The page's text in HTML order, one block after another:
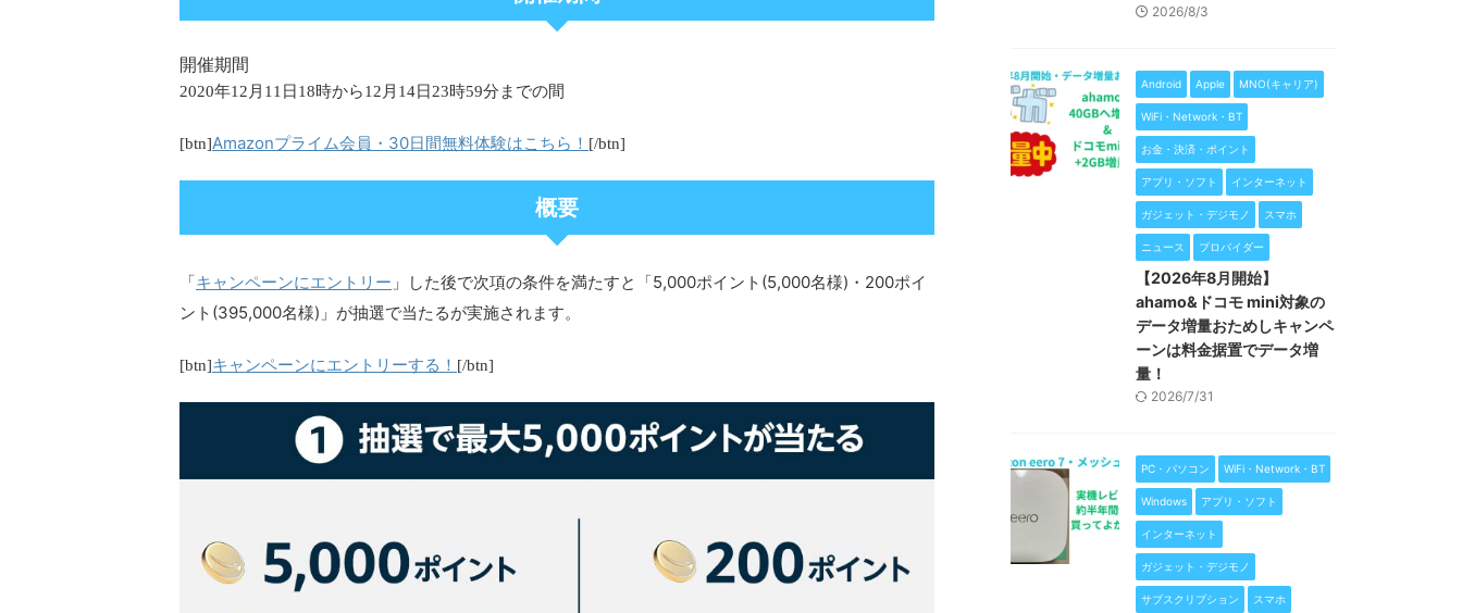
開催期間
2020年12月11日18時から12月14日23時59分までの間
[btn]Amazonプライム会員・30日間無料体験はこちら！ [/btn]
概要
「 キャンペーンにエントリー 」した後で次項の条件を満たすと「 5,000ポイント(5,000名様)・200ポイ
ント(395,000名様) 」が抽選で当たるが実施されます。
[btn]キャンペーンにエントリーする！ [/btn]
2026/8/3
Android Apple MNO(キャリア)
WiFi・Network・BT
お金・決済・ポイント
アプリ・ソフト インターネット
ガジェット・デジモノ スマホ
ニュース プロバイダー
【2026年8月開始】
ahamo&ドコモ mini対象の
データ増量おためしキャンペ
ーンは料金据置でデータ増
量！
2026/7/31
PC・パソコン WiFi・Network・BT
Windows アプリ・ソフト
インターネット
ガジェット・デジモノ
サブスクリプション スマホ